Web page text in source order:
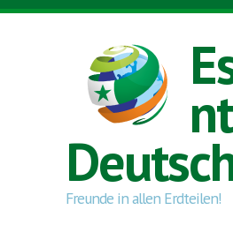
Direkt zum Inhalt
Freunde in allen Erdteilen!